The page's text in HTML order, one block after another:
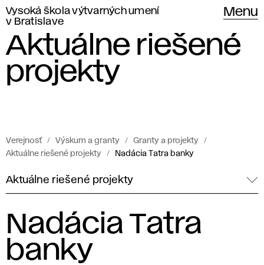
Vysoká škola výtvarných umení
v Bratislave
Menu
Aktuálne riešené
projekty
Verejnosť Výskum a granty
Granty a projekty
Aktuálne riešené projekty
Nadácia Tatra banky
Aktuálne riešené projekty
Nadácia Tatra
banky